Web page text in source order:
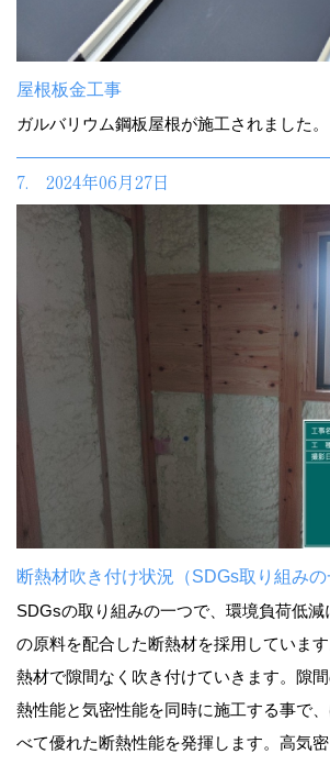
屋根板金工事
ガルバリウム鋼板屋根が施工されました。
7. 2024年06月27日
断熱材吹き付け状況（SDGs取り組みの
SDGsの取り組みの一つで、環境負荷低
の原料を配合した断熱材を採用していま
熱材で隙間なく吹き付けていきます。隙
熱性能と気密性能を同時に施工する事で
べて優れた断熱性能を発揮します。高気